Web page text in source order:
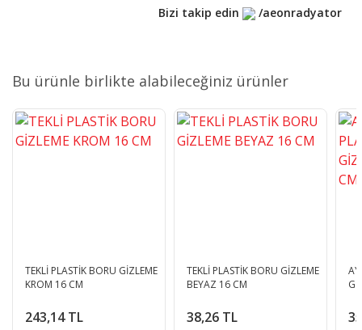
Bizi takip edin /aeonradyator
Bu ürünle birlikte alabileceğiniz ürünler
TEKLİ PLASTİK BORU GİZLEME
KROM 16 CM
243,14 TL
TEKLİ PLASTİK BORU GİZLEME
BEYAZ 16 CM
38,26 TL